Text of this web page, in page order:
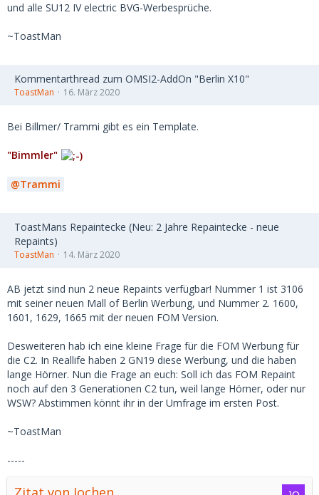
und alle SU12 IV electric BVG-Werbesprüche.
~ToastMan
Kommentarthread zum OMSI2-AddOn "Berlin X10"
ToastMan 16. März 2020
Bei Billmer/ Trammi gibt es ein Template.
"Bimmler"
Trammi
ToastMans Repaintecke (Neu: 2 Jahre Repaintecke - neue
Repaints)
ToastMan 14. März 2020
AB jetzt sind nun 2 neue Repaints verfügbar! Nummer 1 ist 3106
mit seiner neuen Mall of Berlin Werbung, und Nummer 2. 1600,
1601, 1629, 1665 mit der neuen FOM Version.
Desweiteren hab ich eine kleine Frage für die FOM Werbung für
die C2. In Reallife haben 2 GN19 diese Werbung, und die haben
lange Hörner. Nun die Frage an euch: Soll ich das FOM Repaint
noch auf den 3 Generationen C2 tun, weil lange Hörner, oder nur
WSW? Abstimmen könnt ihr in der Umfrage im ersten Post.
~ToastMan
-----